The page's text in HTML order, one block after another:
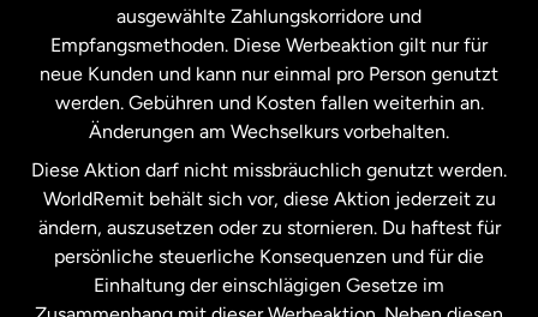
Malaysia
Neuseeland
Niederlande
Schweden
ausgewählte Zahlungskorridore und
Empfangsmethoden. Diese Werbeaktion gilt nur für
neue Kunden und kann nur einmal pro Person genutzt
werden. Gebühren und Kosten fallen weiterhin an.
Änderungen am Wechselkurs vorbehalten.
Diese Aktion darf nicht missbräuchlich genutzt werden.
WorldRemit behält sich vor, diese Aktion jederzeit zu
ändern, auszusetzen oder zu stornieren. Du haftest für
persönliche steuerliche Konsequenzen und für die
Einhaltung der einschlägigen Gesetze im